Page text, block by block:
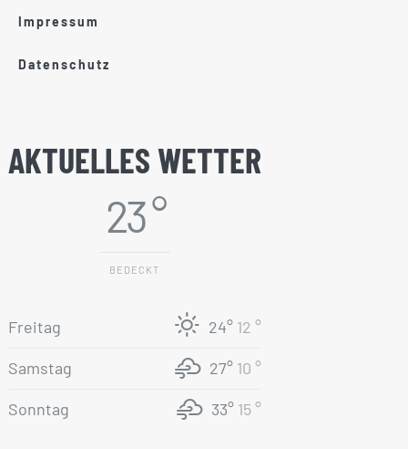
Impressum
Datenschutz
AKTUELLES WETTER
23 °
BEDECKT
Freitag 24° 12 °
Samstag 27° 10 °
Sonntag 33° 15 °